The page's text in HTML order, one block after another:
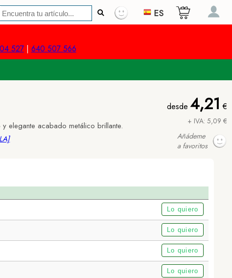
ES
527| 640 507 566
elegante acabado metálico brillante.
desde4,21 €
+ IVA: 5,09 €
Añádeme
a favoritos
Lo quiero
Lo quiero
Lo quiero
Lo quiero